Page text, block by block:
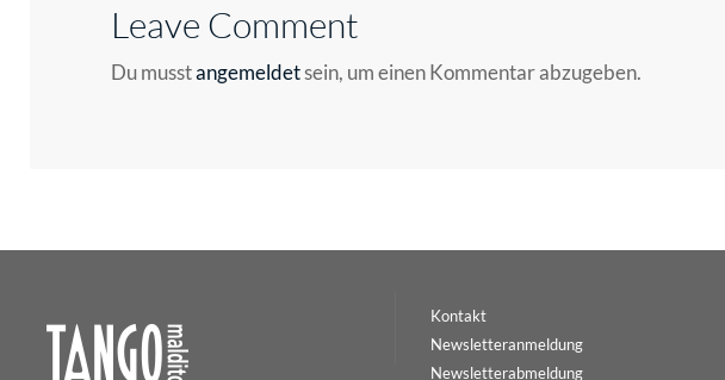
Leave Comment
Du musstangemeldetsein, um einen Kommentar abzugeben.
Kontakt
Newsletteranmeldung
Newsletterabmeldung